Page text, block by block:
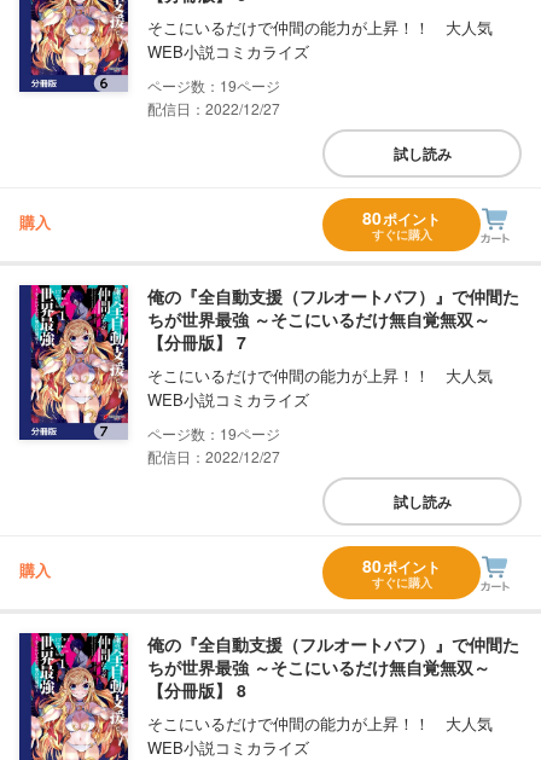
そこにいるだけで仲間の能力が上昇！！ 大人気
WEB小説コミカライズ
19
配信日：2022/12/27
試し読み
購入 80ポイント
すぐに購入
俺の『全自動支援（フルオートバフ）』で仲間た
ちが世界最強 ～そこにいるだけ無自覚無双～
【分冊版】 7
そこにいるだけで仲間の能力が上昇！！ 大人気
WEB小説コミカライズ
19
配信日：2022/12/27
試し読み
購入 80ポイント
すぐに購入
俺の『全自動支援（フルオートバフ）』で仲間た
ちが世界最強 ～そこにいるだけ無自覚無双～
【分冊版】 8
そこにいるだけで仲間の能力が上昇！！ 大人気
WEB小説コミカライズ